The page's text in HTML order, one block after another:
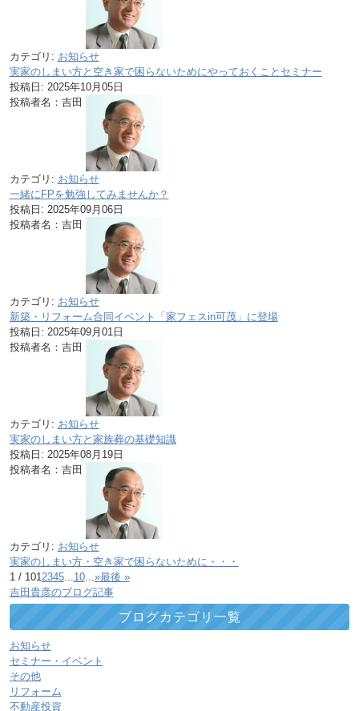
カテゴリ: お知らせ
実家のしまい方と空き家で困らないためにやっておくことセミナー
投稿日: 2025年10月05日
投稿者名：吉田
カテゴリ: お知らせ
一緒にFPを勉強してみませんか？
投稿日: 2025年09月06日
投稿者名：吉田
カテゴリ: お知らせ
新築・リフォーム合同イベント「家フェスin可茂」に登場
投稿日: 2025年09月01日
投稿者名：吉田
カテゴリ: お知らせ
実家のしまい方と家族葬の基礎知識
投稿日: 2025年08月19日
投稿者名：吉田
カテゴリ: お知らせ
実家のしまい方・空き家で困らないために・・・
1 / 1012345...10...»最後 »
吉田貴彦のブログ記事
ブログカテゴリ一覧
お知らせ
セミナー・イベント
その他
リフォーム
不動産投資